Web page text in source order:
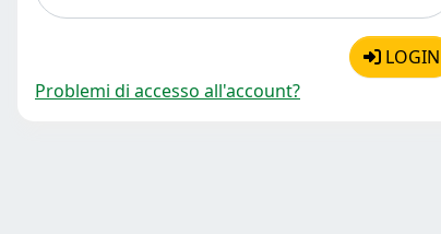
LOGIN
Problemi di accesso all'account?